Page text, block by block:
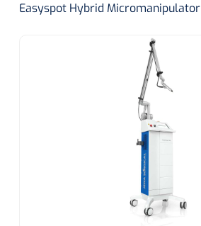
Easyspot Hybrid Micromanipulator